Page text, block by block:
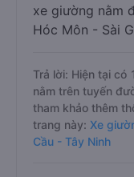
xe giường nằm
Hóc Môn - Sài
Trả lời: Hiện tại có
nằm trên tuyến
tham khảo thêm
trang này: Xe
Cầu - Tây Ninh